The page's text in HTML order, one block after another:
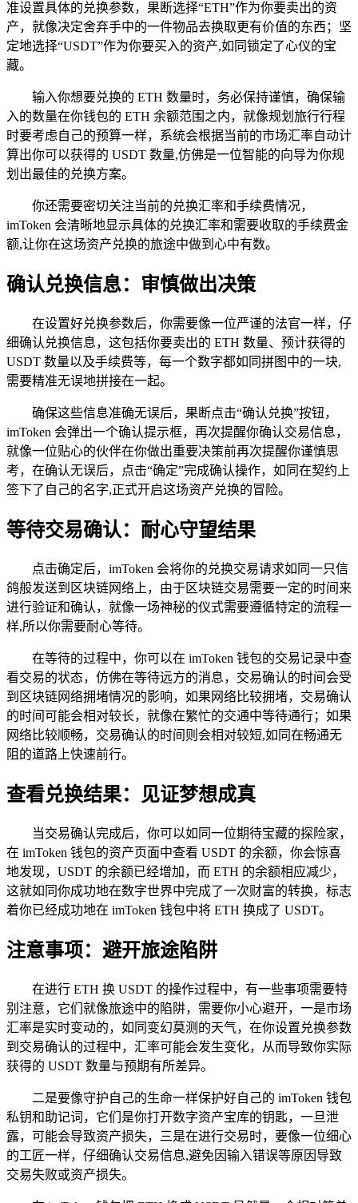
准设置具体的兑换参数，果断选择“ETH”作为你要卖出的资
产，就像决定舍弃手中的一件物品去换取更有价值的东西；坚
定地选择“USDT”作为你要买入的资产,如同锁定了心仪的宝
藏。
输入你想要兑换的 ETH 数量时，务必保持谨慎，确保输
入的数量在你钱包的 ETH 余额范围之内，就像规划旅行行程
时要考虑自己的预算一样，系统会根据当前的市场汇率自动计
算出你可以获得的 USDT 数量,仿佛是一位智能的向导为你规
划出最佳的兑换方案。
你还需要密切关注当前的兑换汇率和手续费情况，
imToken 会清晰地显示具体的兑换汇率和需要收取的手续费金
额,让你在这场资产兑换的旅途中做到心中有数。
确认兑换信息：审慎做出决策
在设置好兑换参数后，你需要像一位严谨的法官一样，仔
细确认兑换信息，这包括你要卖出的 ETH 数量、预计获得的
USDT 数量以及手续费等，每一个数字都如同拼图中的一块,
需要精准无误地拼接在一起。
确保这些信息准确无误后，果断点击“确认兑换”按钮，
imToken 会弹出一个确认提示框，再次提醒你确认交易信息，
就像一位贴心的伙伴在你做出重要决策前再次提醒你谨慎思
考，在确认无误后，点击“确定”完成确认操作，如同在契约上
签下了自己的名字,正式开启这场资产兑换的冒险。
等待交易确认：耐心守望结果
点击确定后，imToken 会将你的兑换交易请求如同一只信
鸽般发送到区块链网络上，由于区块链交易需要一定的时间来
进行验证和确认，就像一场神秘的仪式需要遵循特定的流程一
样,所以你需要耐心等待。
在等待的过程中，你可以在 imToken 钱包的交易记录中查
看交易的状态，仿佛在等待远方的消息，交易确认的时间会受
到区块链网络拥堵情况的影响，如果网络比较拥堵，交易确认
的时间可能会相对较长，就像在繁忙的交通中等待通行；如果
网络比较顺畅，交易确认的时间则会相对较短,如同在畅通无
阻的道路上快速前行。
查看兑换结果：见证梦想成真
当交易确认完成后，你可以如同一位期待宝藏的探险家，
在 imToken 钱包的资产页面中查看 USDT 的余额，你会惊喜
地发现，USDT 的余额已经增加，而 ETH 的余额相应减少，
这就如同你成功地在数字世界中完成了一次财富的转换，标志
着你已经成功地在 imToken 钱包中将 ETH 换成了 USDT。
注意事项：避开旅途陷阱
在进行 ETH 换 USDT 的操作过程中，有一些事项需要特
别注意，它们就像旅途中的陷阱，需要你小心避开，一是市场
汇率是实时变动的，如同变幻莫测的天气，在你设置兑换参数
到交易确认的过程中，汇率可能会发生变化，从而导致你实际
获得的 USDT 数量与预期有所差异。
二是要像守护自己的生命一样保护好自己的 imToken 钱包
私钥和助记词，它们是你打开数字资产宝库的钥匙，一旦泄
露，可能会导致资产损失，三是在进行交易时，要像一位细心
的工匠一样，仔细确认交易信息,避免因输入错误等原因导致
交易失败或资产损失。